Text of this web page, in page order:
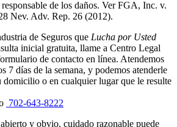
de los daños. Ver FGA, Inc. v.
Nev. Adv. Rep. 26 (2012).
de Seguros que Lucha por Usted
inicial gratuita, llame a Centro Legal
de contacto en línea. Atendemos
7 días de la semana, y podemos atenderle
domicilio o en cualquier lugar que le resulte
702-643-8222
y obvio, cuidado razonable puede